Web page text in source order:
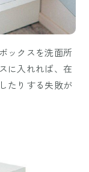
ックスを洗面所
に入れれば、在
たりする失敗が